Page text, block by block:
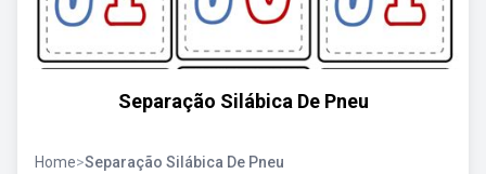
Separação Silábica De Pneu
Home>Separação Silábica De Pneu